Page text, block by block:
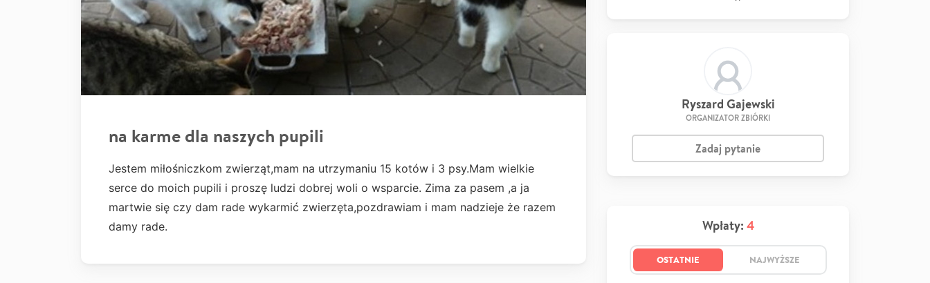
na karme dla naszych pupili
Jestem miłośniczkom zwierząt,mam na utrzymaniu 15 kotów i 3 psy.Mam wielkie
serce do moich pupili i proszę ludzi dobrej woli o wsparcie. Zima za pasem ,a ja
martwie się czy dam rade wykarmić zwierzęta,pozdrawiam i mam nadzieje że razem
damy rade.
Ryszard Gajewski
ORGANIZATOR ZBIÓRKI
Zadaj pytanie
Wpłaty: 4
OSTATNIE NAJWYŻSZE